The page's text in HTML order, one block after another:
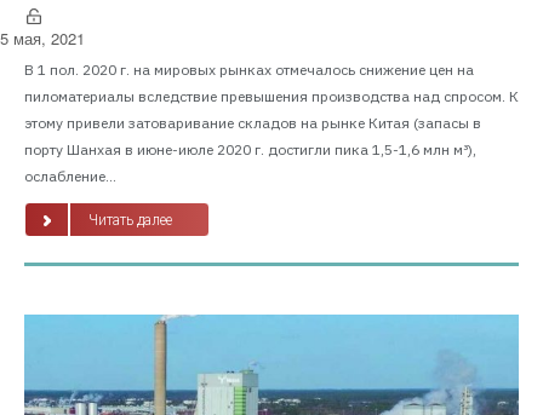
5 мая, 2021
В 1 пол. 2020 г. на мировых рынках отмечалось снижение цен на
пиломатериалы вследствие превышения производства над спросом. К
этому привели затоваривание складов на рынке Китая (запасы в
порту Шанхая в июне-июле 2020 г. достигли пика 1,5-1,6 млн м³),
ослабление...
Читать далее